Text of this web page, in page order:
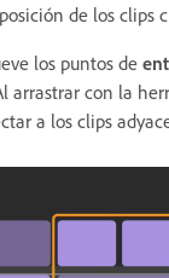
de los clips
los puntos de
arrastrar con la
a los clips